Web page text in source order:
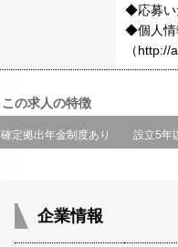
◆応募い
◆個人情
（
この求人の特徴
確定拠出年金制度あり 設立5年
企業情報